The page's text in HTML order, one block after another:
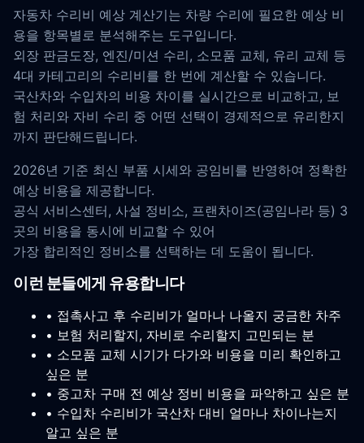
자동차 수리비 예상 계산기는 차량 수리에 필요한 예상 비
용을 항목별로 분석해주는 도구입니다.
외장 판금도장, 엔진/미션 수리, 소모품 교체, 유리 교체 등
4대 카테고리의 수리비를 한 번에 계산할 수 있습니다.
국산차와 수입차의 비용 차이를 실시간으로 비교하고, 보
험 처리와 자비 수리 중 어떤 선택이 경제적으로 유리한지
까지 판단해드립니다.
2026년 기준 최신 부품 시세와 공임비를 반영하여 정확한
예상 비용을 제공합니다.
공식 서비스센터, 사설 정비소, 프랜차이즈(공임나라 등) 3
곳의 비용을 동시에 비교할 수 있어
가장 합리적인 정비소를 선택하는 데 도움이 됩니다.
이런 분들에게 유용합니다
• 접촉사고 후 수리비가 얼마나 나올지 궁금한 차주
• 보험 처리할지, 자비로 수리할지 고민되는 분
• 소모품 교체 시기가 다가와 비용을 미리 확인하고
싶은 분
• 중고차 구매 전 예상 정비 비용을 파악하고 싶은 분
• 수입차 수리비가 국산차 대비 얼마나 차이나는지
알고 싶은 분